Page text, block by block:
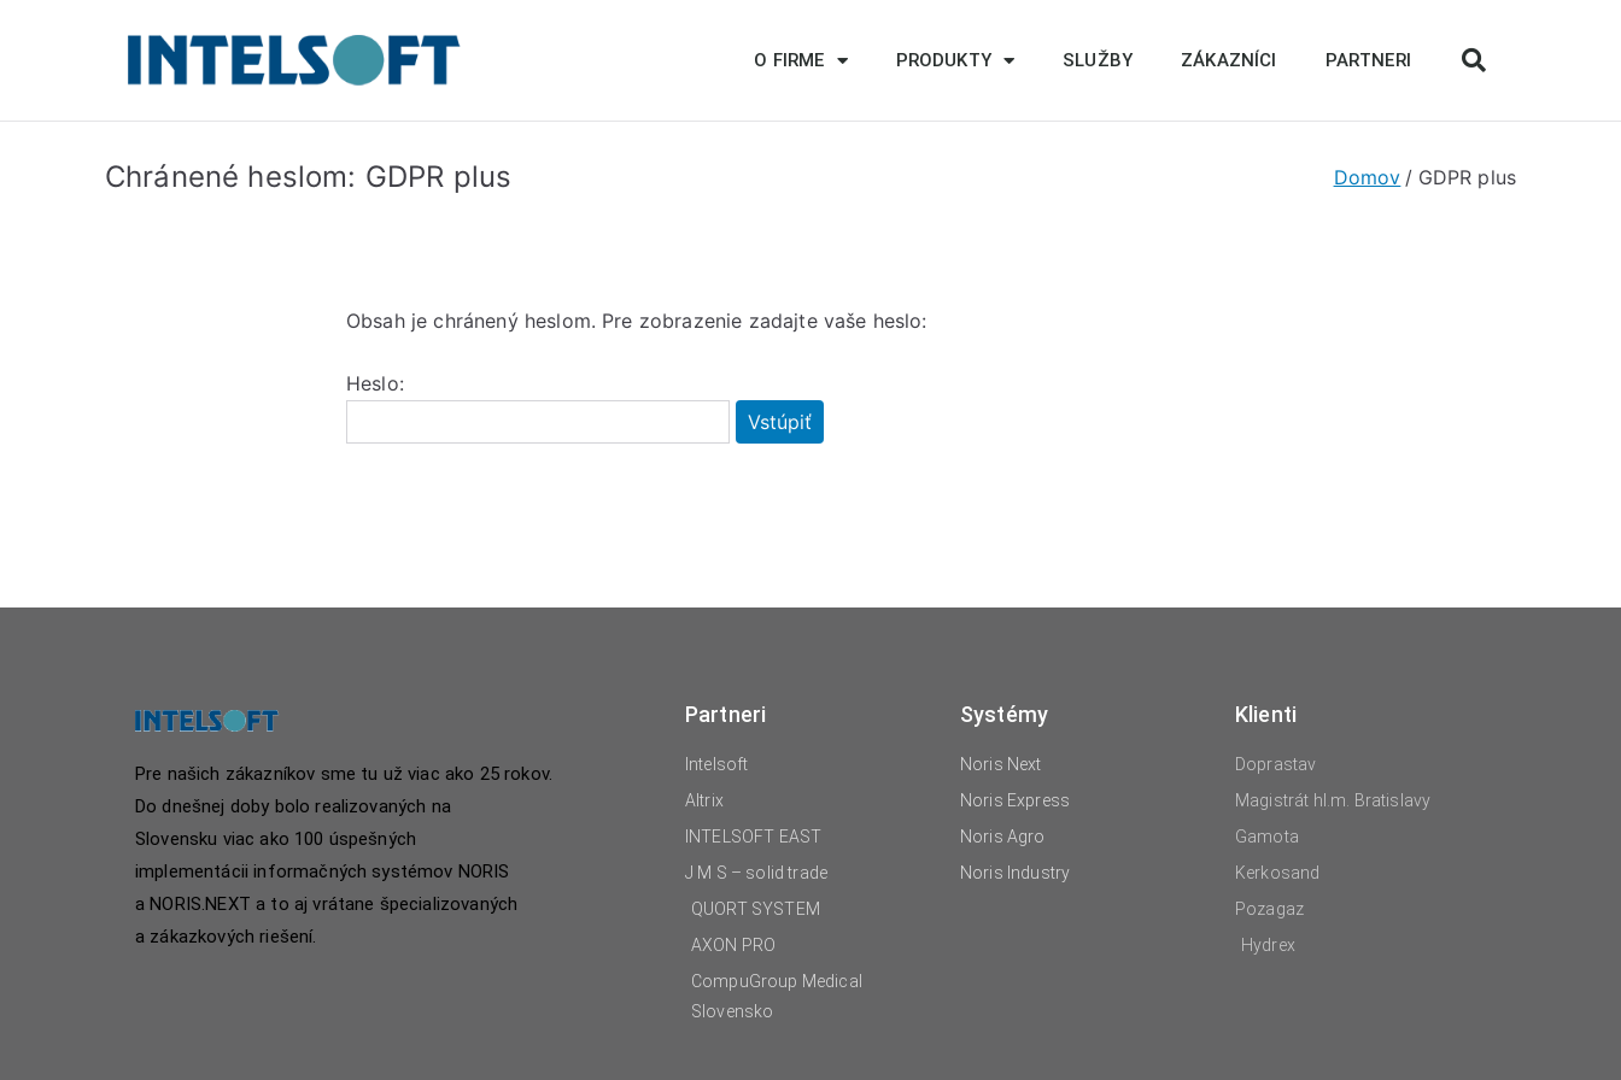
O FIRME PRODUKTY SLUŽBY ZÁKAZNÍCI PARTNERI
Chránené heslom: GDPR plus Domov GDPR plus
Obsah je chránený heslom. Pre zobrazenie zadajte vaše heslo:
Heslo:
Pre našich zákazníkov sme tu už viac ako 25 rokov.
Do dnešnej doby bolo realizovaných na
Slovensku viac ako 100 úspešných
implementácii informačných systémov NORIS
a NORIS.NEXT a to aj vrátane špecializovaných
a zákazkových riešení.
Partneri
Intelsoft
Altrix
INTELSOFT EAST
J M S – solid trade
QUORT SYSTEM
AXON PRO
CompuGroup Medical
Slovensko
Systémy
Noris Next
Noris Express
Noris Agro
Noris Industry
Klienti
Doprastav
Magistrát hl.m. Bratislavy
Gamota
Kerkosand
Pozagaz
Hydrex